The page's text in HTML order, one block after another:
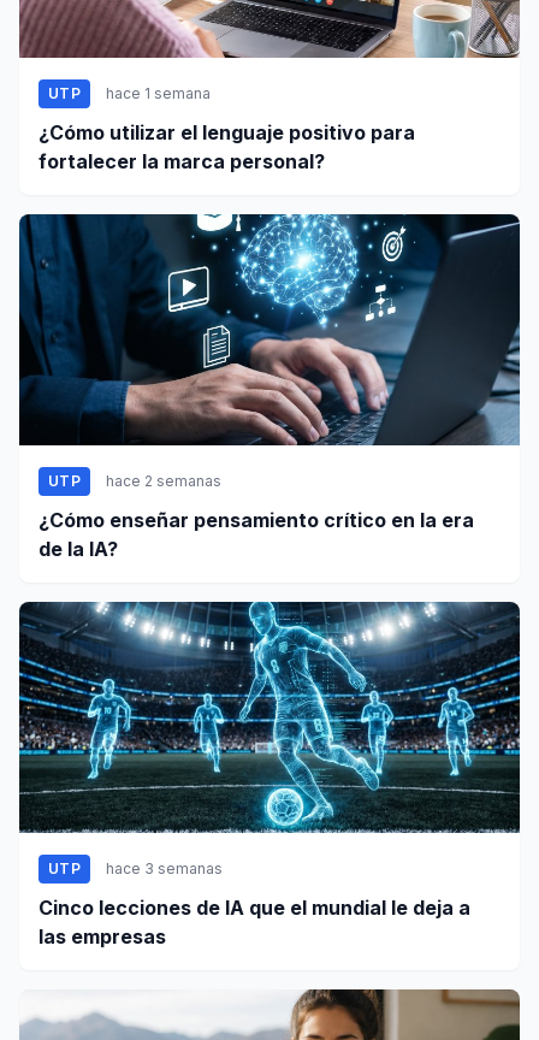
UTP hace 1 semana
¿Cómo utilizar el lenguaje positivo para
fortalecer la marca personal?
UTP hace 2 semanas
¿Cómo enseñar pensamiento crítico en la era
de la IA?
UTP hace 3 semanas
Cinco lecciones de IA que el mundial le deja a
las empresas